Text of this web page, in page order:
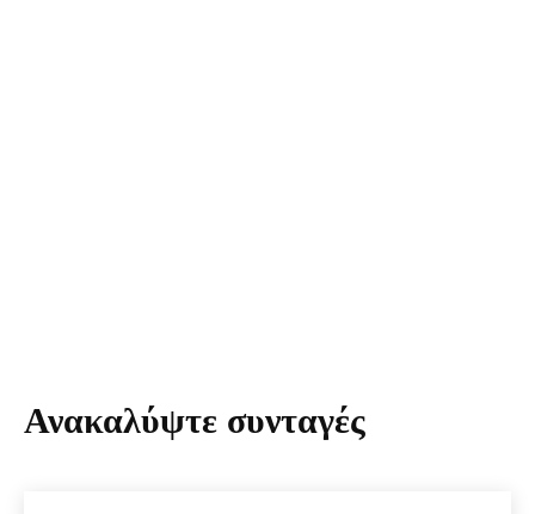
Ανακαλύψτε συνταγές